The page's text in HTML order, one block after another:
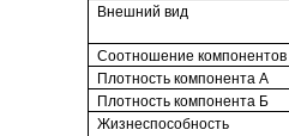
Внешний вид
Соотношение компонентов
Плотность компонента А
Плотность компонента Б
Жизнеспособность